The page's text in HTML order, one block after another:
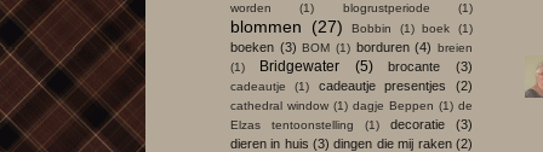
worden
(1) blogrustperiode (1)
blommen (27) Bobbin (1) boek (1)
boeken (3) BOM (1) borduren (4) breien
(1)
Bridgewater (5) brocante (3)
cadeautje (1) cadeautje presentjes (2)
cathedral window (1) dagje Beppen (1) de
Elzas tentoonstelling
(1) decoratie
(3)
dieren in huis (3) dingen die mij raken (2)